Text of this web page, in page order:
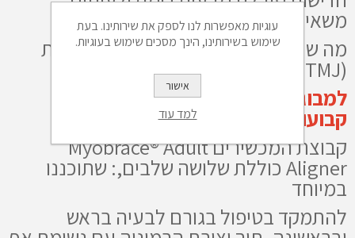
משאירה את הסגר לא תקין,
מה שעלול להוביל לבעיות במפרק הלסת
(TMJ), כאבי ראש וצוואר.
למבוגרים מגיל 15 ומעלה עם שיניים
קבועות :
קבוצת המכשירים Myobrace® Adult
Aligner כוללת שלושה שלבים,: שתוכננו
במיוחד
להתמקד בטיפול בגורם לבעיה בראש
עוגיות מאפשרות לנו לספק את שירותינו. בעת
שימוש בשירותינו, הינך מסכים שימוש בעוגיות.
אישור
למד עוד